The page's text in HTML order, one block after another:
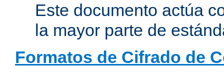
Este documento actúa
la mayor parte de
Formatos de Cifrado de